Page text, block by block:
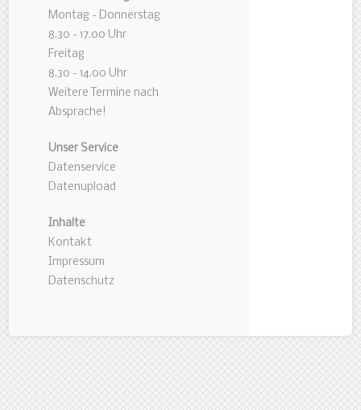
Montag - Donnerstag
8.30 - 17.00 Uhr
Freitag
8.30 - 14.00 Uhr
Weitere Termine nach
Absprache!
Unser Service
Datenservice
Datenupload
Inhalte
Kontakt
Impressum
Datenschutz